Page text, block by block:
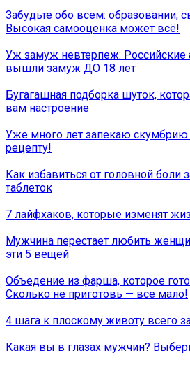
Забудьте обо всем: образовании,
Высокая самооценка может всё!
Уж замуж невтерпеж: Российские
вышли замуж ДО 18 лет
Бугагашная подборка шуток,
вам настроение
Уже много лет запекаю скумбрию
рецепту!
Как избавиться от головной боли
таблеток
7 лайфхаков, которые изменят
Мужчина перестает любить
эти 5 вещей
Объедение из фарша, которое
Сколько не приготовь — все мало!
4 шага к плоскому животу всего
Какая вы в глазах мужчин?